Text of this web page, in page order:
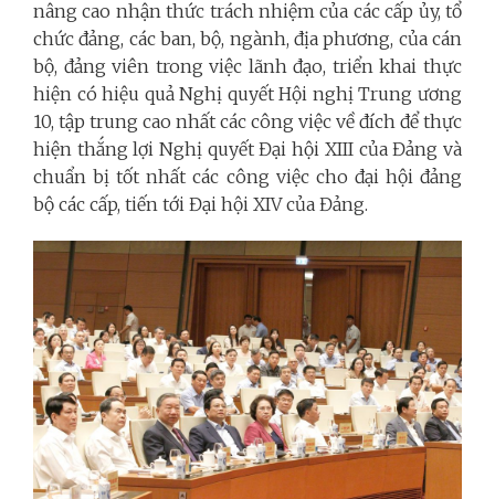
nâng cao nhận thức trách nhiệm của các cấp ủy, tổ
chức đảng, các ban, bộ, ngành, địa phương, của cán
bộ, đảng viên trong việc lãnh đạo, triển khai thực
hiện có hiệu quả Nghị quyết Hội nghị Trung ương
10, tập trung cao nhất các công việc về đích để thực
hiện thắng lợi Nghị quyết Đại hội XIII của Đảng và
chuẩn bị tốt nhất các công việc cho đại hội đảng
bộ các cấp, tiến tới Đại hội XIV của Đảng.